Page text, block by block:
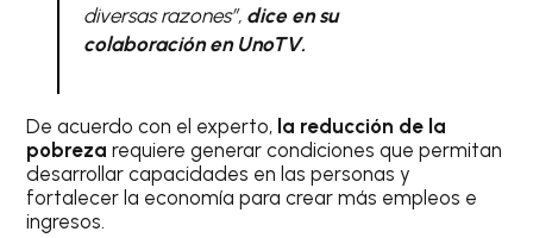
diversas razones”, dice en su
colaboración en UnoTV.
De acuerdo con el experto, la reducción de la
pobreza requiere generar condiciones que permitan
desarrollar capacidades en las personas y
fortalecer la economía para crear más empleos e
ingresos.